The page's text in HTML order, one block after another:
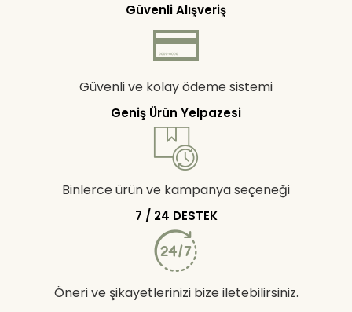
Güvenli Alışveriş
Güvenli ve kolay ödeme sistemi
Geniş Ürün Yelpazesi
Binlerce ürün ve kampanya seçeneği
7 / 24 DESTEK
Öneri ve şikayetlerinizi bize iletebilirsiniz.